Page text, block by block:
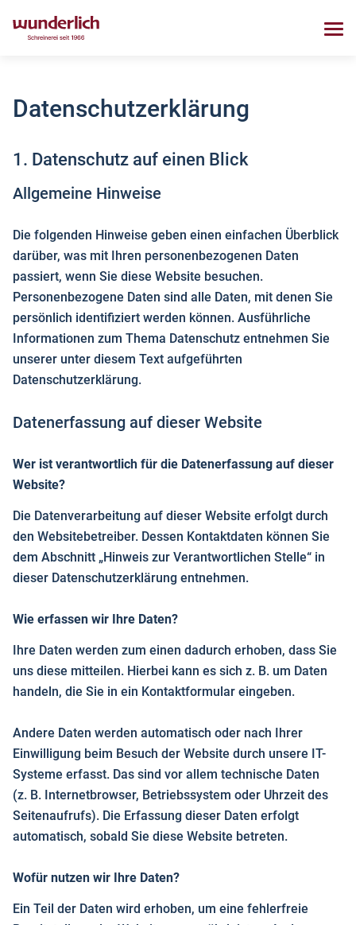
Datenschutz­erklärung
1. Datenschutz auf einen Blick
Allgemeine Hinweise
Die folgenden Hinweise geben einen einfachen Überblick
darüber, was mit Ihren personenbezogenen Daten
passiert, wenn Sie diese Website besuchen.
Personenbezogene Daten sind alle Daten, mit denen Sie
persönlich identifiziert werden können. Ausführliche
Informationen zum Thema Datenschutz entnehmen Sie
unserer unter diesem Text aufgeführten
Datenschutzerklärung.
Datenerfassung auf dieser Website
Wer ist verantwortlich für die Datenerfassung auf dieser
Website?
Die Datenverarbeitung auf dieser Website erfolgt durch
den Websitebetreiber. Dessen Kontaktdaten können Sie
dem Abschnitt „Hinweis zur Verantwortlichen Stelle“ in
dieser Datenschutzerklärung entnehmen.
Wie erfassen wir Ihre Daten?
Ihre Daten werden zum einen dadurch erhoben, dass Sie
uns diese mitteilen. Hierbei kann es sich z. B. um Daten
handeln, die Sie in ein Kontaktformular eingeben.
Andere Daten werden automatisch oder nach Ihrer
Einwilligung beim Besuch der Website durch unsere IT-
Systeme erfasst. Das sind vor allem technische Daten
(z. B. Internetbrowser, Betriebssystem oder Uhrzeit des
Seitenaufrufs). Die Erfassung dieser Daten erfolgt
automatisch, sobald Sie diese Website betreten.
Wofür nutzen wir Ihre Daten?
Ein Teil der Daten wird erhoben, um eine fehlerfreie